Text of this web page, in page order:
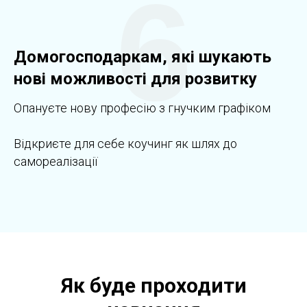
Домогосподаркам, які шукають
нові можливості для розвитку
Опануєте нову професію з гнучким графіком
Відкриєте для себе коучинг як шлях до
самореалізації
6
Як буде проходити